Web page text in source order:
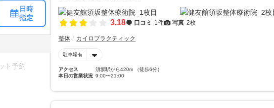
3.18 口コミ 1件 写真 2枚
整体 カイロプラクティック
駐車場有
アクセス
須坂駅から420m （徒歩6分）
本日の営業状況 9:00〜21:00
日時
指定
ト予約